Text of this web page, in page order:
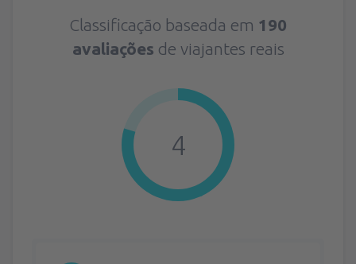
Classificação baseada em 190
avaliações de viajantes reais
4